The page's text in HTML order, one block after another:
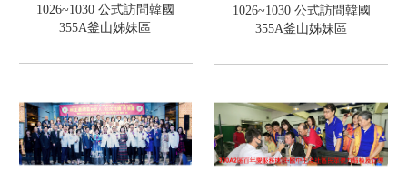
1026~1030 公式訪問韓國
355A釜山姊妹區
1026~1030 公式訪問韓國
355A釜山姊妹區